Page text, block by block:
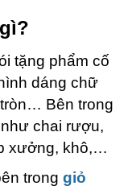
tặng phẩm cố
dáng chữ
Bên trong
chai rượu,
xưởng, khô,…
trong giỏ